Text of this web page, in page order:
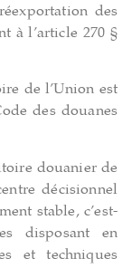
des
à l’article 270 §
de l’Union est
des douanes
douanier de
décisionnel
stable, c’est-
disposant en
et techniques